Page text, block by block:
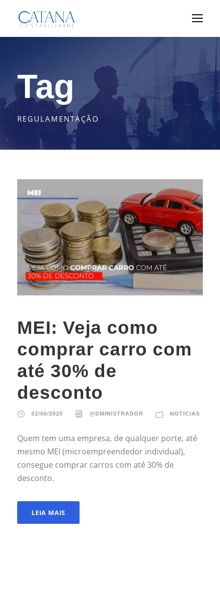
Tag
REGULAMENTAÇÃO
MEI: Veja como
comprar carro com
até 30% de
desconto
02/06/2020 @DMINISTRADOR NOTICIAS
Quem tem uma empresa, de qualquer porte, até
mesmo MEI (microempreendedor individual),
consegue comprar carros com até 30% de
desconto.
LEIA MAIS